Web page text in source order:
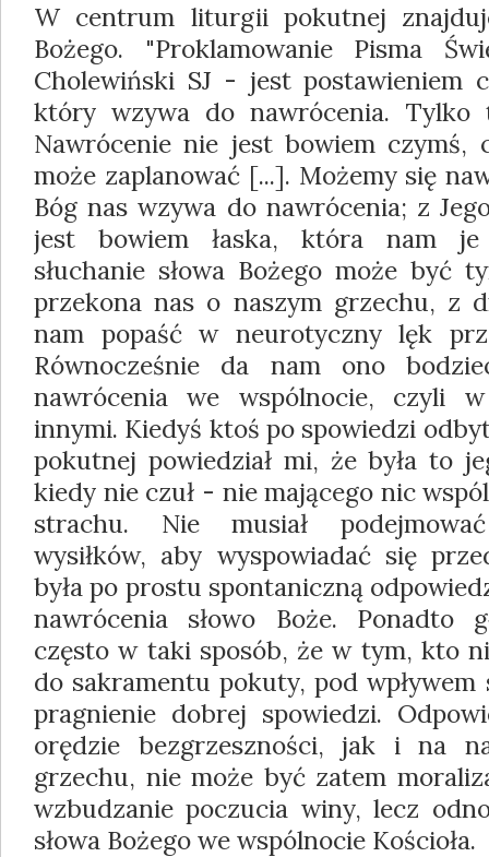
W centrum liturgii pokutnej
Bożego. "Proklamowanie Pisma
Cholewiński SJ - jest postawieniem
który wzywa do nawrócenia. Tylko
Nawrócenie nie jest bowiem czymś,
może zaplanować [...]. Możemy się
Bóg nas wzywa do nawrócenia; z
jest bowiem łaska, która nam je
słuchanie słowa Bożego może być
przekona nas o naszym grzechu, z
nam popaść w neurotyczny lęk
Równocześnie da nam ono
nawrócenia we wspólnocie, czyli
innymi. Kiedyś ktoś po spowiedzi
pokutnej powiedział mi, że była to
kiedy nie czuł - nie mającego nic
strachu. Nie musiał
wysiłków, aby wyspowiadać się
była po prostu spontaniczną
nawrócenia słowo Boże. Ponadto
często w taki sposób, że w tym, kto
do sakramentu pokuty, pod wpływem
pragnienie dobrej spowiedzi.
orędzie bezgrzeszności, jak i na
grzechu, nie może być zatem
wzbudzanie poczucia winy, lecz
słowa Bożego we wspólnocie Kościoła.